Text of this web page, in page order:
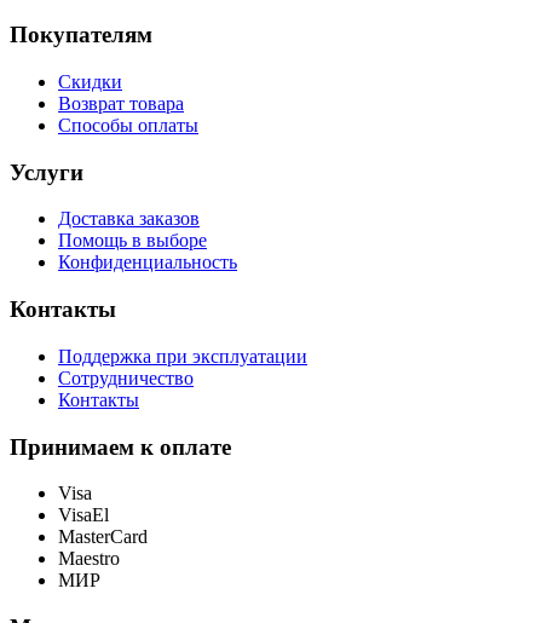
Покупателям
Скидки
Возврат товара
Способы оплаты
Услуги
Доставка заказов
Помощь в выборе
Конфиденциальность
Контакты
Поддержка при эксплуатации
Сотрудничество
Контакты
Принимаем к оплате
Visa
VisaEl
MasterCard
Maestro
МИР